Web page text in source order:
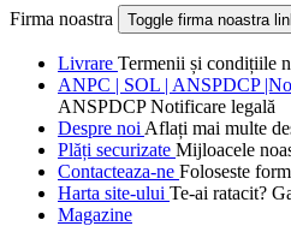
Firma noastra Toggle firma noastra
Livrare Termenii și condițiile
ANPC | SOL | ANSPDCP
ANSPDCP Notificare legală
Despre noi Aflați mai multe
Plăți securizate Mijloacele
Contacteaza-ne Foloseste
Harta site-ului Te-ai ratacit?
Magazine